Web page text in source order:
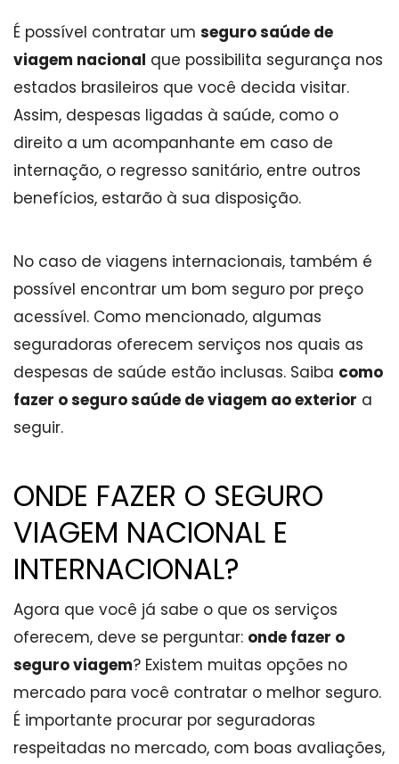
É possível contratar um seguro saúde de
viagem nacional que possibilita segurança nos
estados brasileiros que você decida visitar.
Assim, despesas ligadas à saúde, como o
direito a um acompanhante em caso de
internação, o regresso sanitário, entre outros
benefícios, estarão à sua disposição.
No caso de viagens internacionais, também é
possível encontrar um bom seguro por preço
acessível. Como mencionado, algumas
seguradoras oferecem serviços nos quais as
despesas de saúde estão inclusas. Saiba como
fazer o seguro saúde de viagem ao exterior a
seguir.
ONDE FAZER O SEGURO
VIAGEM NACIONAL E
INTERNACIONAL?
Agora que você já sabe o que os serviços
oferecem, deve se perguntar: onde fazer o
seguro viagem? Existem muitas opções no
mercado para você contratar o melhor seguro.
É importante procurar por seguradoras
respeitadas no mercado, com boas avaliações,